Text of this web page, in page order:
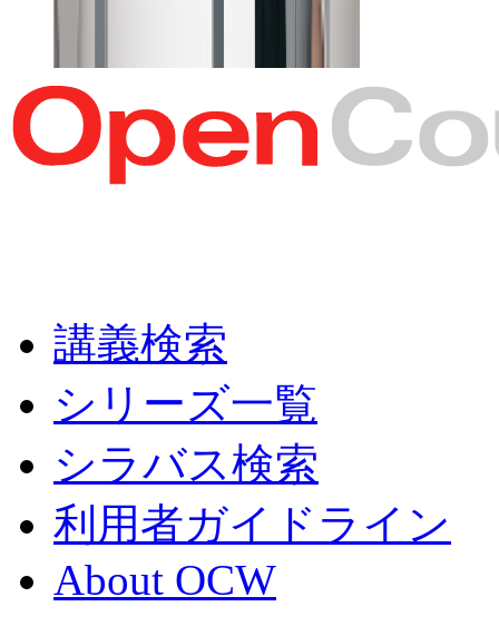
講義検索
シリーズ一覧
シラバス検索
利用者ガイドライン
About OCW